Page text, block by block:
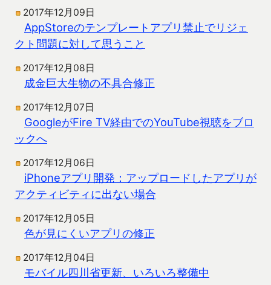
2017年12月09日
AppStoreのテンプレートアプリ禁止でリジェ
クト問題に対して思うこと
2017年12月08日
成金巨大生物の不具合修正
2017年12月07日
GoogleがFire TV経由でのYouTube視聴をブロ
ックへ
2017年12月06日
iPhoneアプリ開発：アップロードしたアプリが
アクティビティに出ない場合
2017年12月05日
色が見にくいアプリの修正
2017年12月04日
モバイル四川省更新、いろいろ整備中